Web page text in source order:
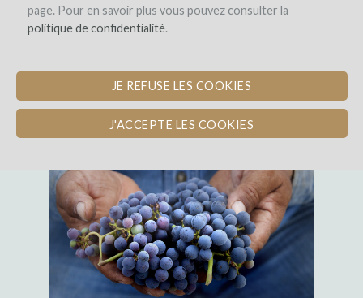
page. Pour en savoir plus vous pouvez consulter la
politique de confidentialité.
JE REFUSE LES COOKIES
J'ACCEPTE LES COOKIES
Bienvenido a
LA PRIMERA PLATAFORMA DE
CROWDFUNDING EXPERTA DEL VINO